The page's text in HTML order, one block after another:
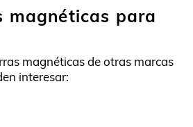
magnéticas para
magnéticas de otras marcas
interesar: